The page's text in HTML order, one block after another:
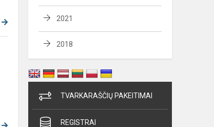
2021
2018
TVARKARAŠČIŲ PAKEITIMAI
REGISTRAI